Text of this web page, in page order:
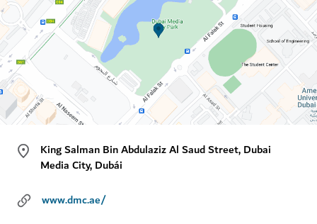
King Salman Bin Abdulaziz Al Saud Street, Dubai
Media City, Dubái
www.dmc.ae/